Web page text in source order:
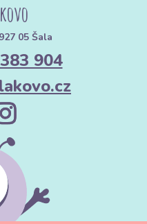
05 Šala
904